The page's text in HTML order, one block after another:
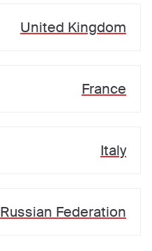
United Kingdom
France
Italy
Russian Federation